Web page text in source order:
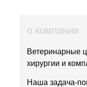
о компании
Ветеринарные
хирургии и
Наша задача-